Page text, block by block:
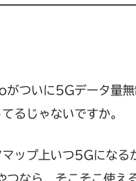
ついに5Gデータ量
るじゃないですか。
ップ上いつ5Gになる